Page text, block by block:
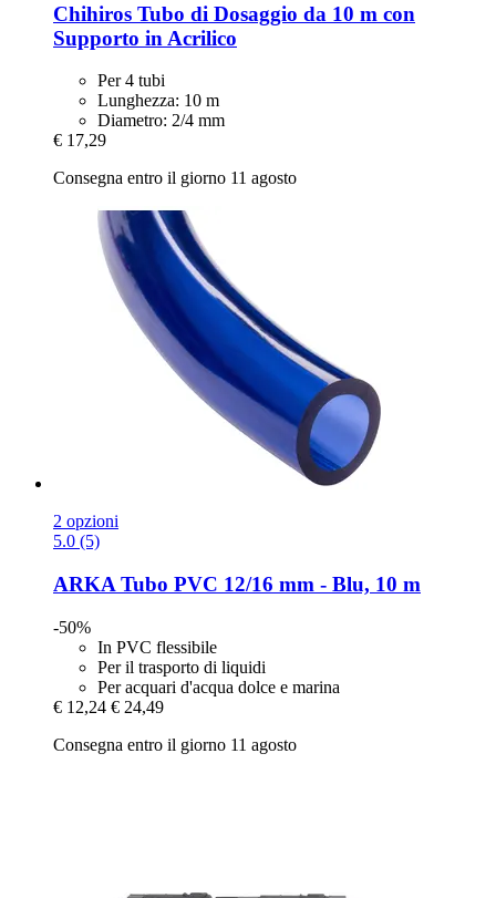
Chihiros Tubo di Dosaggio da 10 m con
Supporto in Acrilico
Per 4 tubi
Lunghezza: 10 m
Diametro: 2/4 mm
€ 17,29
Consegna entro il giorno 11 agosto
2 opzioni
5.0 (5)
ARKA Tubo PVC 12/16 mm -​ Blu, 10 m
-50%
In PVC flessibile
Per il trasporto di liquidi
Per acquari d'acqua dolce e marina
€ 12,24 € 24,49
Consegna entro il giorno 11 agosto